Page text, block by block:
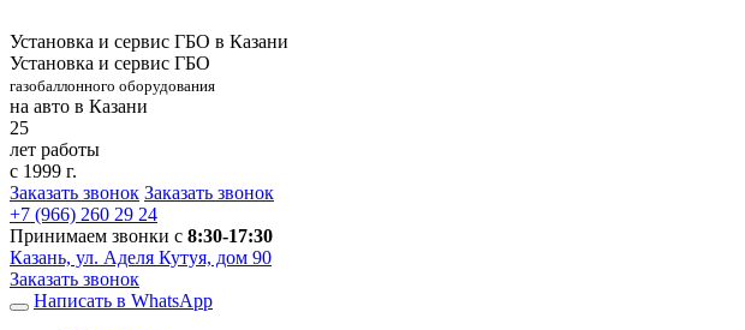
Установка и сервис ГБО в Казани
Установка и сервис ГБО
газобаллонного оборудования
на авто в Казани
25
лет работы
с 1999 г.
Заказать звонок Заказать звонок
+7 (966) 260 29 24
Принимаем звонки с 8:30-17:30
Казань, ул. Аделя Кутуя, дом 90
Заказать звонок
Написать в WhatsApp